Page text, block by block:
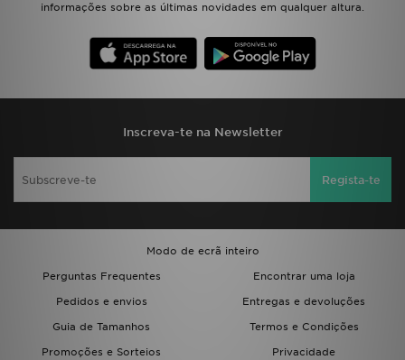
informações sobre as últimas novidades em qualquer altura.
Inscreva-te na Newsletter
Regista-te
Modo de ecrã inteiro
Perguntas Frequentes
Encontrar uma loja
Pedidos e envios
Entregas e devoluções
Guia de Tamanhos
Termos e Condições
Promoções e Sorteios
Privacidade